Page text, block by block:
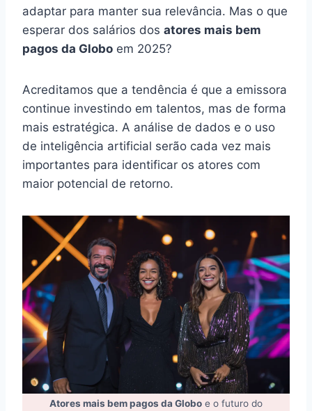
adaptar para manter sua relevância. Mas o que
esperar dos salários dos atores mais bem
pagos da Globo em 2025?
Acreditamos que a tendência é que a emissora
continue investindo em talentos, mas de forma
mais estratégica. A análise de dados e o uso
de inteligência artificial serão cada vez mais
importantes para identificar os atores com
maior potencial de retorno.
Atores mais bem pagos da Globo e o futuro do